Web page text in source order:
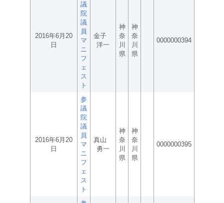
2016年6月20
日
議
院
議
員
マ
ニ
フ
ェ
ス
ト
金子
洋一
神
奈
川
県
神
奈
川
県
0000000394
2016年6月20
日
参
議
院
議
員
マ
ニ
フ
ェ
ス
ト
真山
勇一
神
奈
川
県
神
奈
川
県
0000000395